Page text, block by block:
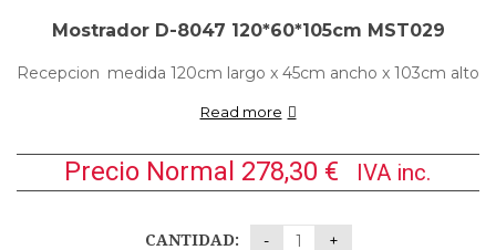
Mostrador D-8047 120*60*105cm MST029
Recepcion medida 120cm largo x 45cm ancho x 103cm alto
Read more
Precio Normal 278,30 € IVA inc.
CANTIDAD: